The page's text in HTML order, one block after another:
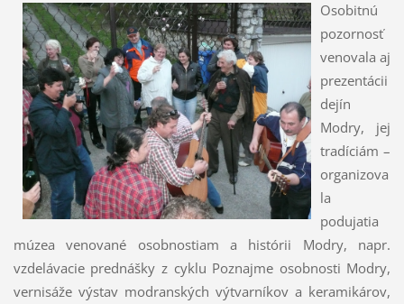
Osobitnú
pozornosť
venovala aj
prezentácii
dejín
Modry, jej
tradíciám –
organizova
la
podujatia
múzea venované osobnostiam a histórii Modry, napr.
vzdelávacie prednášky z cyklu Poznajme osobnosti Modry,
vernisáže výstav modranských výtvarníkov a keramikárov,